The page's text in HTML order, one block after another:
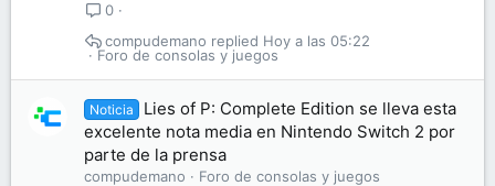
0
Foro de consolas y juegos
Hoy a las 05:22
compudemano
Noticia
Lies of P: Complete Edition se lleva esta
excelente nota media en Nintendo Switch 2 por
parte de la prensa
compudemano
Foro de consolas y juegos